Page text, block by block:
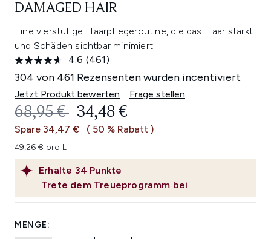
DAMAGED HAIR
Eine vierstufige Haarpflegeroutine, die das Haar stärkt
und Schäden sichtbar minimiert.
4.6 461
Bewertungen
lesen.
Link
auf
derselben
Seite.
(461)
304 von 461 Rezensenten wurden incentiviert
Jetzt Produkt bewerten Frage stellen
Erhalte 34 Punkte
Trete dem Treueprogramm bei
UNVERBINDLICHE
68,95 € AKTUELLER PREIS:
34,48 €
Spare 34,47 € ( 50 % Rabatt )
49,26 € pro L
MENGE: